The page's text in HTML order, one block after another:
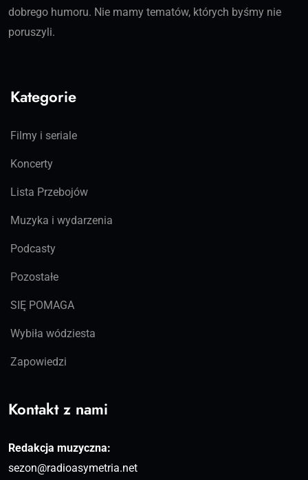
dobrego humoru. Nie mamy tematów, których byśmy nie
poruszyli.
Kategorie
Filmy i seriale
Koncerty
Lista Przebojów
Muzyka i wydarzenia
Podcasty
Pozostałe
SIĘ POMAGA
Wybiła wódziesta
Zapowiedzi
Kontakt z nami
Redakcja muzyczna:
sezon@radioasymetria.net